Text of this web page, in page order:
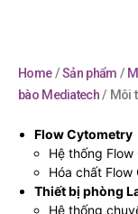
Home/Sản phẩm /
bào Mediatech/ Môi
Flow Cytometry
Hệ thống
Hóa chất
Thiết bị phòng
Hệ thống